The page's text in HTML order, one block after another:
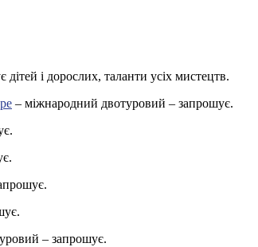
дітей і дорослих, таланти усіх мистецтв.
– міжнародний двотуровий – запрошує.
– запрошує.